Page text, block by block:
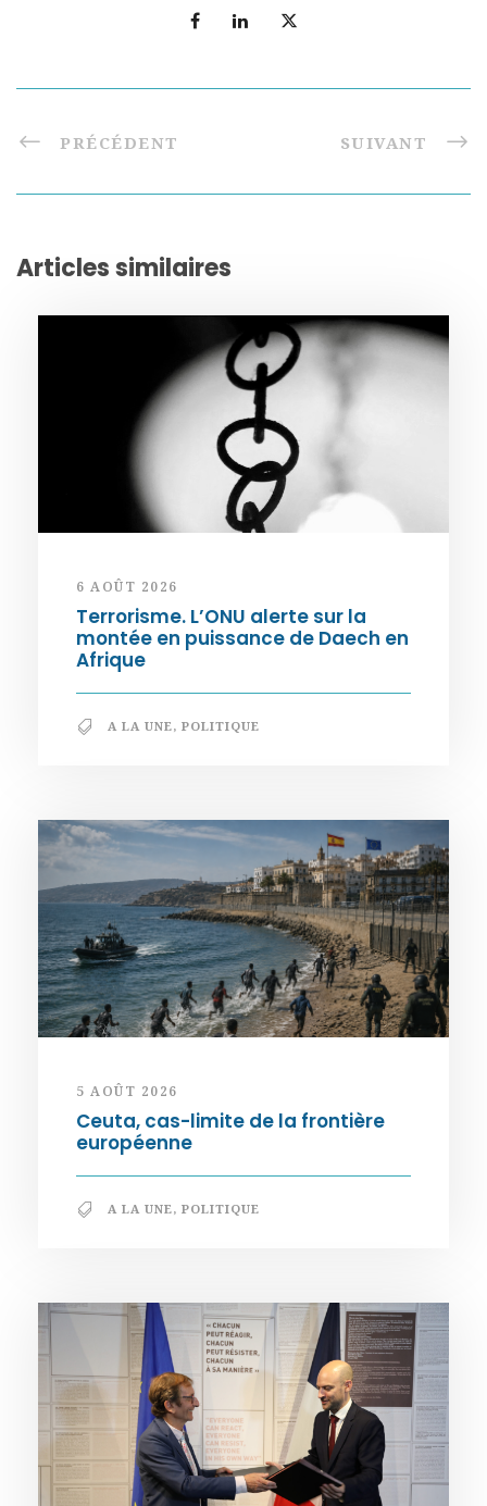
PRÉCÉDENT SUIVANT
Articles similaires
6 AOÛT 2026
Terrorisme. L’ONU alerte sur la
montée en puissance de Daech en
Afrique
A LA UNE, POLITIQUE
5 AOÛT 2026
Ceuta, cas-limite de la frontière
européenne
A LA UNE, POLITIQUE